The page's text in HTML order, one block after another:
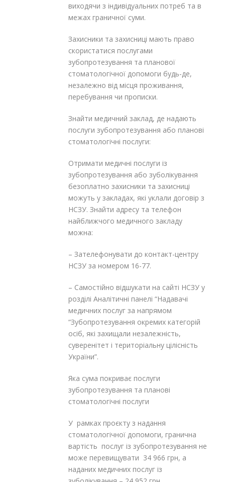
виходячи з індивідуальних потреб та в
межах граничної суми.
Захисники та захисниці мають право
скористатися послугами
зубопротезування та планової
стоматологічної допомоги будь-де,
незалежно від місця проживання,
перебування чи прописки.
Знайти медичний заклад, де надають
послуги зубопротезування або планові
стоматологічні послуги:
Отримати медичні послуги із
зубопротезування або зуболікування
безоплатно захисники та захисниці
можуть у закладах, які уклали договір з
НСЗУ. Знайти адресу та телефон
найближчого медичного закладу
можна:
– Зателефонувати до контакт-центру
НСЗУ за номером 16-77.
– Самостійно відшукати на сайті НСЗУ у
розділі Аналітичні панелі “Надавачі
медичних послуг за напрямом
“Зубопротезування окремих категорій
осіб, які захищали незалежність,
суверенітет і територіальну цілісність
України”.
Яка сума покриває послуги
зубопротезування та планові
стоматологічні послуги
У рамках проєкту з надання
стоматологічної допомоги, гранична
вартість послуг із зубопротезування не
може перевищувати 34 966 грн, а
наданих медичних послуг із